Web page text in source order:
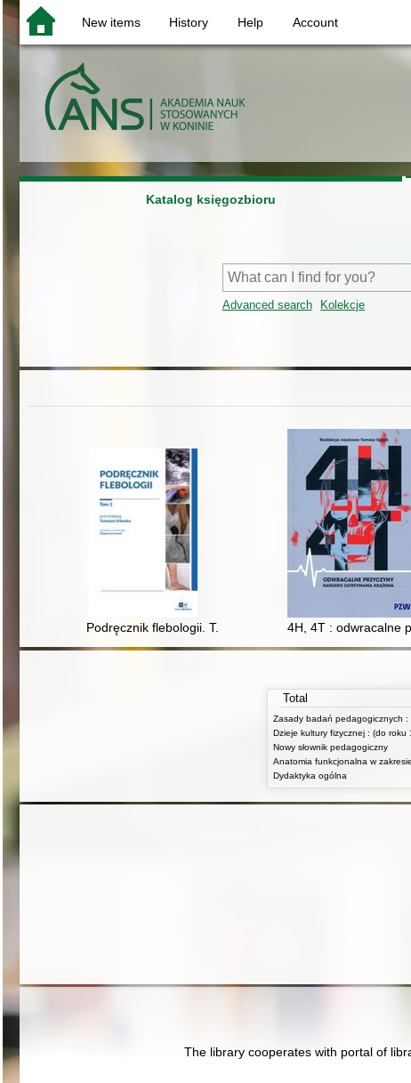
New items History Help Account
Katalog księgozbioru
Advanced search Kolekcje
Podręcznik flebologii. T. 1 4H, 4T : odwracalne
Total
Dzieje kultury fizycznej : (do roku
Nowy słownik pedagogiczny
Dydaktyka ogólna
The library cooperates with portal of